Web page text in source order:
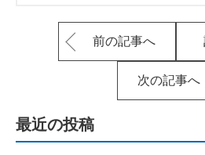
前の記事へ
次の記事へ
最近の投稿